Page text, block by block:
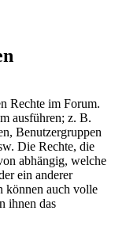
Rechte im Forum.
ausführen; z. B.
Benutzergruppen
Die Rechte, die
abhängig, welche
ein anderer
können auch volle
ihnen das